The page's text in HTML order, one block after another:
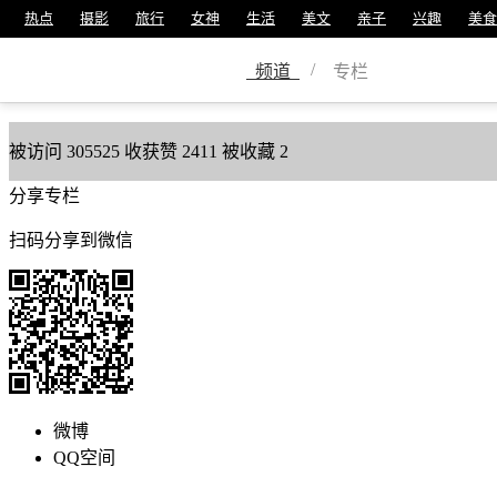
热点 摄影 旅行 女神 生活 美文 亲子 兴趣 美食
频道 / 专栏
美篇号43063731
被访问 305525 收获赞 2411 被收藏 2
分享专栏
扫码分享到微信
微博
QQ空间